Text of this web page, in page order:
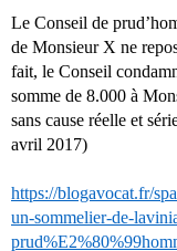
Le Conseil de
de Monsieur X ne
fait, le Conseil
somme de 8.000 à
sans cause réelle et
avril 2017)
https://blogavocat.fr/
un-sommelier-de-